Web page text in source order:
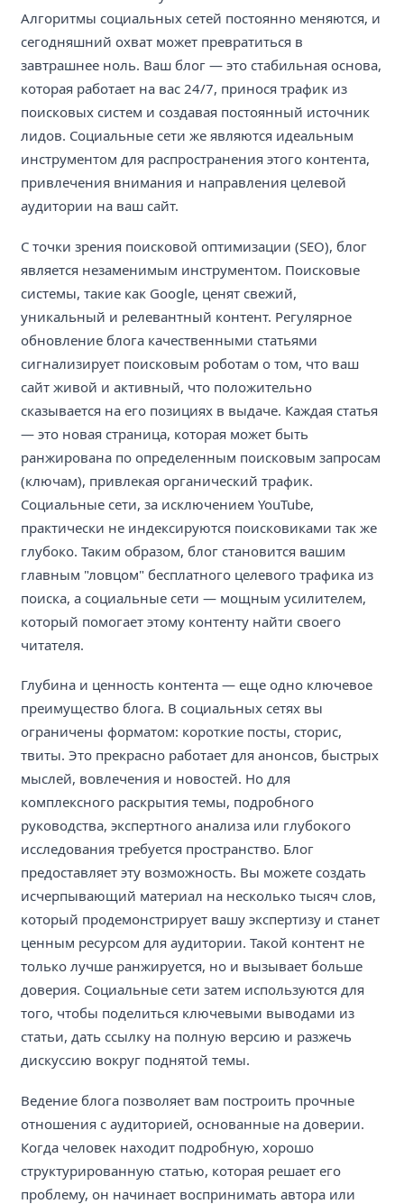
Алгоритмы социальных сетей постоянно меняются, и
сегодняшний охват может превратиться в
завтрашнее ноль. Ваш блог — это стабильная основа,
которая работает на вас 24/7, принося трафик из
поисковых систем и создавая постоянный источник
лидов. Социальные сети же являются идеальным
инструментом для распространения этого контента,
привлечения внимания и направления целевой
аудитории на ваш сайт.
С точки зрения поисковой оптимизации (SEO), блог
является незаменимым инструментом. Поисковые
системы, такие как Google, ценят свежий,
уникальный и релевантный контент. Регулярное
обновление блога качественными статьями
сигнализирует поисковым роботам о том, что ваш
сайт живой и активный, что положительно
сказывается на его позициях в выдаче. Каждая статья
— это новая страница, которая может быть
ранжирована по определенным поисковым запросам
(ключам), привлекая органический трафик.
Социальные сети, за исключением YouTube,
практически не индексируются поисковиками так же
глубоко. Таким образом, блог становится вашим
главным "ловцом" бесплатного целевого трафика из
поиска, а социальные сети — мощным усилителем,
который помогает этому контенту найти своего
читателя.
Глубина и ценность контента — еще одно ключевое
преимущество блога. В социальных сетях вы
ограничены форматом: короткие посты, сторис,
твиты. Это прекрасно работает для анонсов, быстрых
мыслей, вовлечения и новостей. Но для
комплексного раскрытия темы, подробного
руководства, экспертного анализа или глубокого
исследования требуется пространство. Блог
предоставляет эту возможность. Вы можете создать
исчерпывающий материал на несколько тысяч слов,
который продемонстрирует вашу экспертизу и станет
ценным ресурсом для аудитории. Такой контент не
только лучше ранжируется, но и вызывает больше
доверия. Социальные сети затем используются для
того, чтобы поделиться ключевыми выводами из
статьи, дать ссылку на полную версию и разжечь
дискуссию вокруг поднятой темы.
Ведение блога позволяет вам построить прочные
отношения с аудиторией, основанные на доверии.
Когда человек находит подробную, хорошо
структурированную статью, которая решает его
проблему, он начинает воспринимать автора или